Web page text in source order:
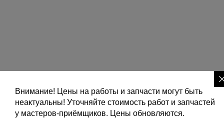
Внимание! Цены на работы и запчасти могут быть
неактуальны! Уточняйте стоимость работ и запчастей
у мастеров-приёмщиков. Цены обновляются.